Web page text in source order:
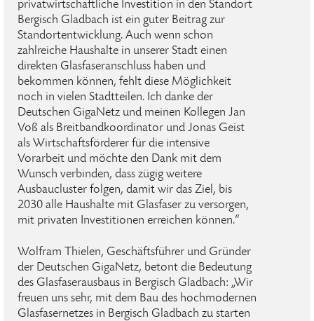
privatwirtschaftliche Investition in den Standort
Bergisch Gladbach ist ein guter Beitrag zur
Standortentwicklung. Auch wenn schon
zahlreiche Haushalte in unserer Stadt einen
direkten Glasfaseranschluss haben und
bekommen können, fehlt diese Möglichkeit
noch in vielen Stadtteilen. Ich danke der
Deutschen GigaNetz und meinen Kollegen Jan
Voß als Breitbandkoordinator und Jonas Geist
als Wirtschaftsförderer für die intensive
Vorarbeit und möchte den Dank mit dem
Wunsch verbinden, dass zügig weitere
Ausbaucluster folgen, damit wir das Ziel, bis
2030 alle Haushalte mit Glasfaser zu versorgen,
mit privaten Investitionen erreichen können.“
Wolfram Thielen, Geschäftsführer und Gründer
der Deutschen GigaNetz, betont die Bedeutung
des Glasfaserausbaus in Bergisch Gladbach: „Wir
freuen uns sehr, mit dem Bau des hochmodernen
Glasfasernetzes in Bergisch Gladbach zu starten